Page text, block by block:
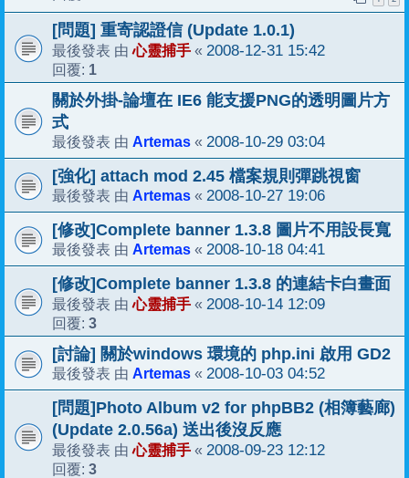
[問題] 重寄認證信 (Update 1.0.1)
最後發表 由心靈捕手 « 2008-12-31 15:42
回覆: 1
關於外掛-論壇在 IE6 能支援PNG的透明圖片方
式
最後發表 由 Artemas « 2008-10-29 03:04
[強化] attach mod 2.45 檔案規則彈跳視窗
最後發表 由 Artemas « 2008-10-27 19:06
[修改]Complete banner 1.3.8 圖片不用設長寬
最後發表 由 Artemas « 2008-10-18 04:41
[修改]Complete banner 1.3.8 的連結卡白畫面
最後發表 由心靈捕手 « 2008-10-14 12:09
回覆: 3
[討論] 關於windows 環境的 php.ini 啟用 GD2
最後發表 由 Artemas « 2008-10-03 04:52
[問題]Photo Album v2 for phpBB2 (相簿藝廊)
(Update 2.0.56a) 送出後沒反應
最後發表 由心靈捕手 « 2008-09-23 12:12
回覆: 3